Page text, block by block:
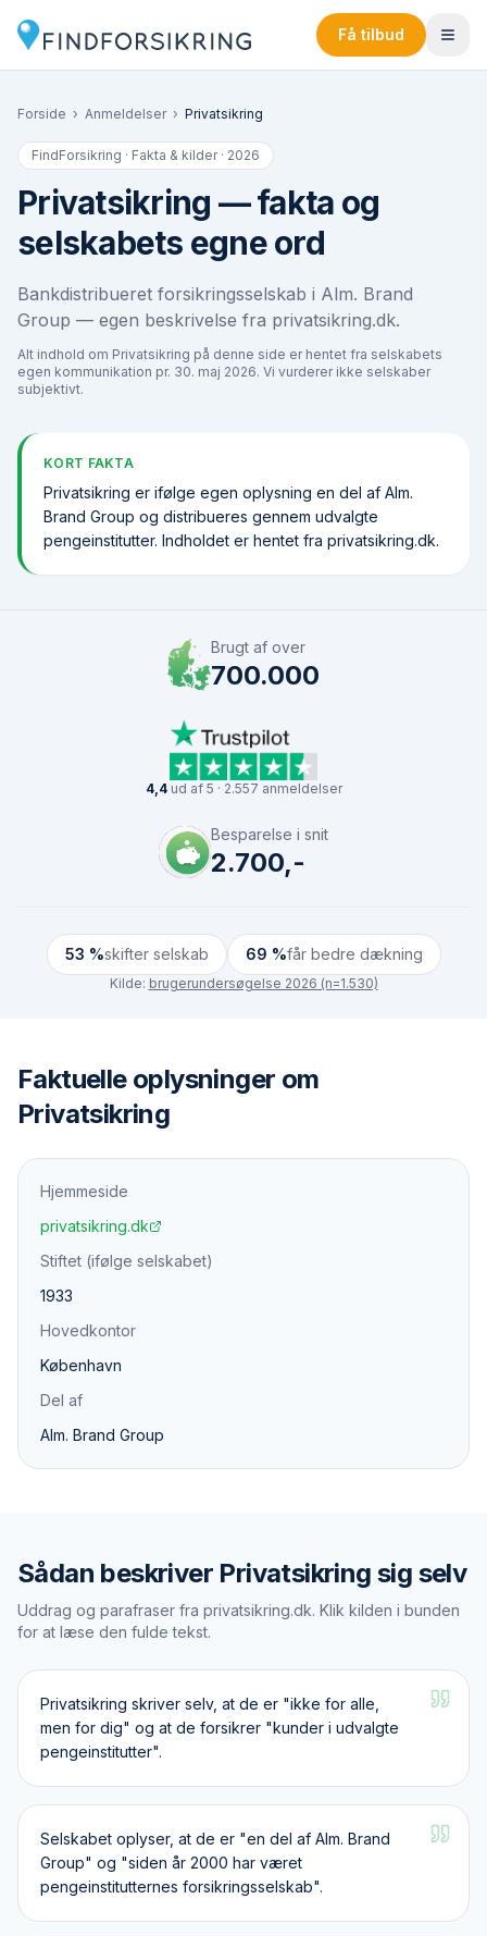
Få tilbud
Forside › Anmeldelser › Privatsikring
FindForsikring · Fakta & kilder · 2026
Privatsikring — fakta og
selskabets egne ord
Bankdistribueret forsikringsselskab i Alm. Brand
Group — egen beskrivelse fra privatsikring.dk.
Alt indhold om Privatsikring på denne side er hentet fra selskabets
egen kommunikation pr. 30. maj 2026. Vi vurderer ikke selskaber
subjektivt.
KORT FAKTA
Privatsikring er ifølge egen oplysning en del af Alm.
Brand Group og distribueres gennem udvalgte
pengeinstitutter. Indholdet er hentet fra privatsikring.dk.
Brugt af over
700.000
4,4ud af 5 · 2.557 anmeldelser
Besparelse i snit
2.700,-
53 %skifter selskab 69 %får bedre dækning
Kilde: brugerundersøgelse 2026 (n=1.530)
Faktuelle oplysninger om
Privatsikring
Hjemmeside
privatsikring.dk
Stiftet (ifølge selskabet)
1933
Hovedkontor
København
Del af
Alm. Brand Group
Sådan beskriver Privatsikring sig selv
Uddrag og parafraser fra privatsikring.dk. Klik kilden i bunden
for at læse den fulde tekst.
Privatsikring skriver selv, at de er "ikke for alle,
men for dig" og at de forsikrer "kunder i udvalgte
pengeinstitutter".
Selskabet oplyser, at de er "en del af Alm. Brand
Group" og "siden år 2000 har været
pengeinstitutternes forsikringsselskab".